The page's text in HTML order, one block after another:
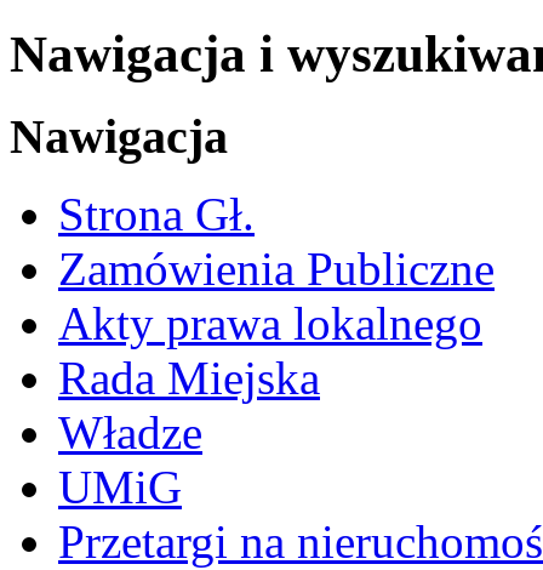
Nawigacja i
Nawigacja
Strona Gł.
Zamówienia Publiczne
Akty prawa lokalnego
Rada Miejska
Władze
UMiG
Przetargi na